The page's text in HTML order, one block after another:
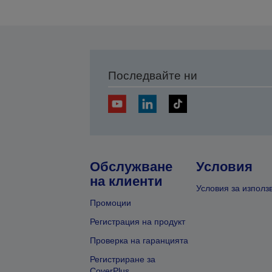
Последвайте ни
Обслужване
на клиенти
Промоции
Регистрация на продукт
Проверка на гаранцията
Регистриране за
Условия
Условия за